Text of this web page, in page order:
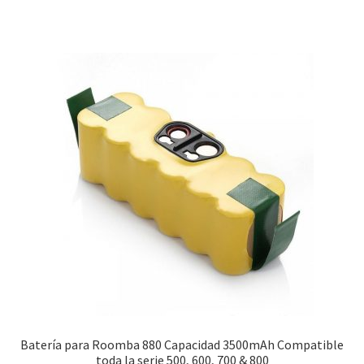
Batería para Roomba 880 Capacidad 3500mAh Compatible
toda la serie 500, 600, 700 & 800